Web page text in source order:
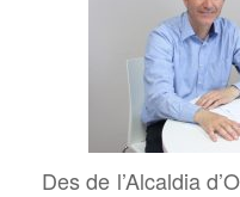
Des de l’Alcaldia